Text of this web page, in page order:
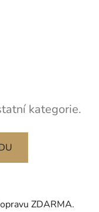
kategorie.
ZDARMA.